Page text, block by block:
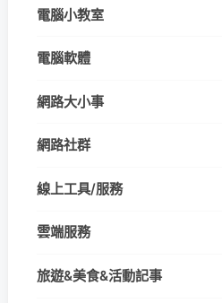
電腦小教室
電腦軟體
網路大小事
網路社群
線上工具/服務
雲端服務
旅遊&美食&活動記事